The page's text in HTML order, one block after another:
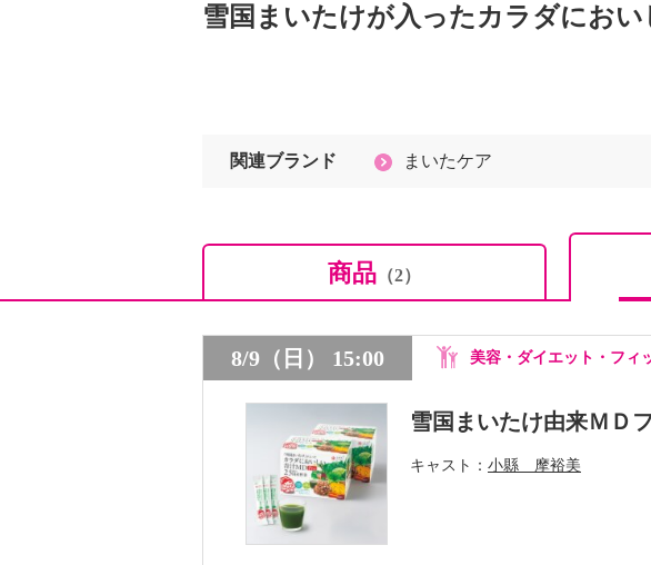
雪国まいたけが入ったカラダにおい
関連ブランド まいたケア
商品 （2）
8/9（日） 15:00 美容・ダイエット・フィ
雪国まいたけ由来ＭＤ
キャスト 小縣 摩裕美